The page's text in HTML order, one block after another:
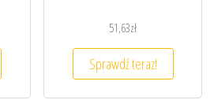
51,63zł
Sprawdź teraz!